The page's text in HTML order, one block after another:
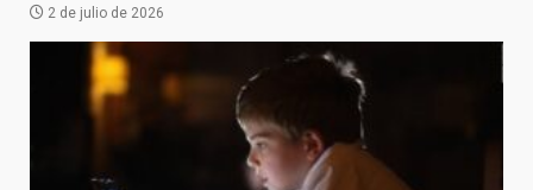
2 de julio de 2026